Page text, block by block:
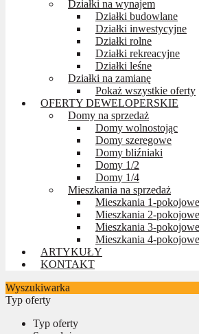
Działki na wynajem
Działki budowlane
Działki inwestycyjne
Działki rolne
Działki rekreacyjne
Działki leśne
Działki na zamianę
Pokaż wszystkie oferty
OFERTY DEWELOPERSKIE
Domy na sprzedaż
Domy wolnostojąc
Domy szeregowe
Domy bliźniaki
Domy 1/2
Domy 1/4
Mieszkania na sprzedaż
Mieszkania 1-pokojowe
Mieszkania 2-pokojowe
Mieszkania 3-pokojowe
Mieszkania 4-
ARTYKUŁY
KONTAKT
Wyszukiwarka
Typ oferty
Typ oferty